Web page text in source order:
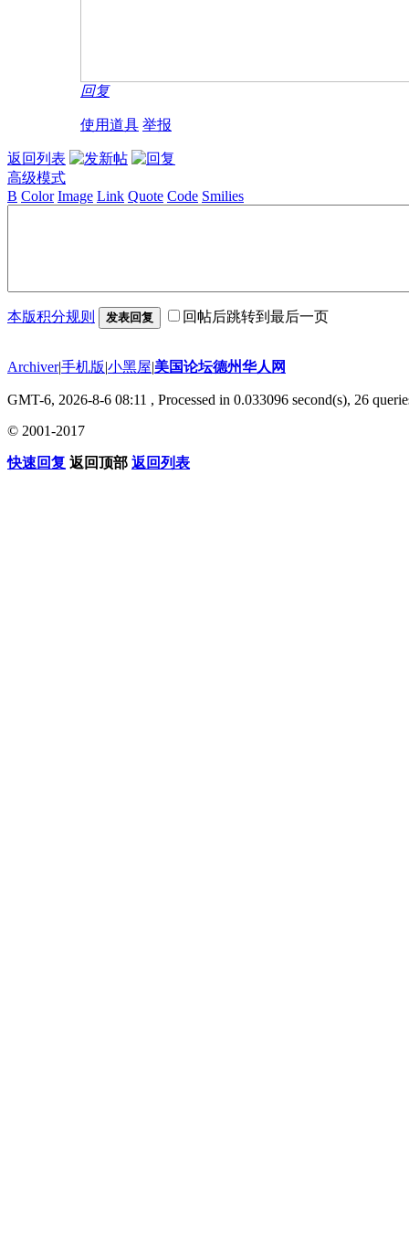
回复
使用道具 举报
返回列表
高级模式
B Color Image Link Quote Code Smilies
本版积分规则 发表回复 回帖后跳转到最后一页
Archiver|手机版|小黑屋|美国论坛德州华人网
GMT-6, 2026-8-6 08:11 , Processed in 0.033096 second(s), 26
© 2001-2017
快速回复 返回顶部 返回列表